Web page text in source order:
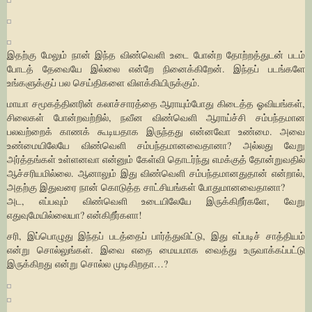
இதற்கு மேலும் நான் இந்த விண்வெளி உடை போன்ற தோற்றத்துடன் படம்
போடத் தேவையே இல்லை என்றே நினைக்கிறேன். இந்தப் படங்களே
உங்களுக்குப் பல செய்திகளை விளக்கியிருக்கும்.
மாயா சமூகத்தினரின் கலாச்சாரத்தை ஆராயும்போது கிடைத்த ஓவியங்கள்,
சிலைகள் போன்றவற்றில், நவீன விண்வெளி ஆராய்ச்சி சம்பந்தமான
பலவற்றைக் காணக் கூடியதாக இருந்தது என்னவோ உண்மை. அவை
உண்மையிலேயே விண்வெளி சம்பந்தமானவைதானா? அல்லது வேறு
அர்த்தங்கள் உள்ளனவா என்னும் கேள்வி தொடர்ந்து எமக்குத் தோன்றுவதில்
ஆச்சரியமில்லை. ஆனாலும் இது விண்வெளி சம்பந்தமானதுதான் என்றால்,
அதற்கு இதுவரை நான் கொடுத்த சாட்சியங்கள் போதுமானவைதானா?
அட, எப்பவும் விண்வெளி உடையிலேயே இருக்கிறீர்களே, வேறு
எதுவுமேயில்லையா? என்கிறீர்களா!
சரி, இப்பொழுது இந்தப் படத்தைப் பார்த்துவிட்டு, இது எப்படிச் சாத்தியம்
என்று சொல்லுங்கள். இவை எதை மையமாக வைத்து உருவாக்கப்பட்டு
இருக்கிறது என்று சொல்ல முடிகிறதா…?